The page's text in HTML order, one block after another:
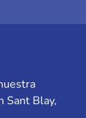
Sant Blay,